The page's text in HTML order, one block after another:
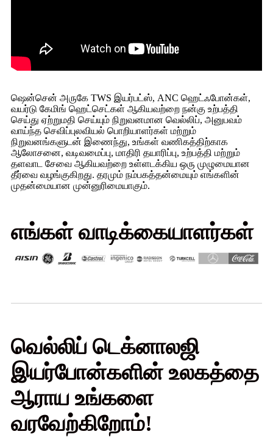
ஷென்சென் அருகே TWS இயர்பட்ஸ், ANC ஹெட்ஃபோன்கள்,
வயர்டு கேமிங் ஹெட்செட்கள் ஆகியவற்றை நன்கு உற்பத்தி
செய்து ஏற்றுமதி செய்யும் நிறுவனமான வெல்லிப், அனுபவம்
வாய்ந்த செவிப்புலவியல் பொறியாளர்கள் மற்றும்
நிறுவனங்களுடன் இணைந்து, உங்கள் வணிகத்திற்காக
ஆலோசனை, வடிவமைப்பு, மாதிரி தயாரிப்பு, உற்பத்தி மற்றும்
தளவாட சேவை ஆகியவற்றை உள்ளடக்கிய ஒரு முழுமையான
தீர்வை வழங்குகிறது. தரமும் நம்பகத்தன்மையும் எங்களின்
முதன்மையான முன்னுரிமையாகும்.
எங்கள் வாடிக்கையாளர்கள்
வெல்லிப் டெக்னாலஜி
இயர்போன்களின் உலகத்தை
ஆராய உங்களை
வரவேற்கிறோம்!